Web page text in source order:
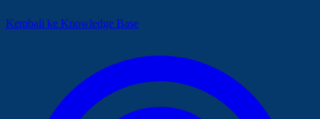
Kembali ke Knowledge Base